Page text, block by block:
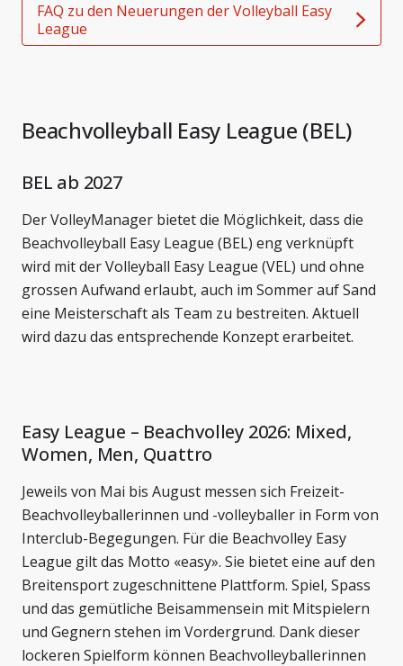
FAQ zu den Neuerungen der Volleyball Easy
League
Beachvolleyball Easy League (BEL)
BEL ab 2027
Der VolleyManager bietet die Möglichkeit, dass die
Beachvolleyball Easy League (BEL) eng verknüpft
wird mit der Volleyball Easy League (VEL) und ohne
grossen Aufwand erlaubt, auch im Sommer auf Sand
eine Meisterschaft als Team zu bestreiten. Aktuell
wird dazu das entsprechende Konzept erarbeitet.
Easy League – Beachvolley 2026: Mixed,
Women, Men, Quattro
Jeweils von Mai bis August messen sich Freizeit-
Beachvolleyballerinnen und -volleyballer in Form von
Interclub-Begegungen. Für die Beachvolley Easy
League gilt das Motto «easy». Sie bietet eine auf den
Breitensport zugeschnittene Plattform. Spiel, Spass
und das gemütliche Beisammensein mit Mitspielern
und Gegnern stehen im Vordergrund. Dank dieser
lockeren Spielform können Beachvolleyballerinnen